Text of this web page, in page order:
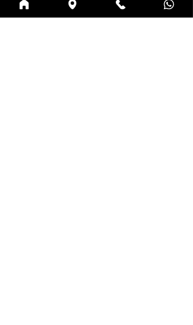
*Consulte nossos horários especiais de
funcionamento durante a Feira Internacional